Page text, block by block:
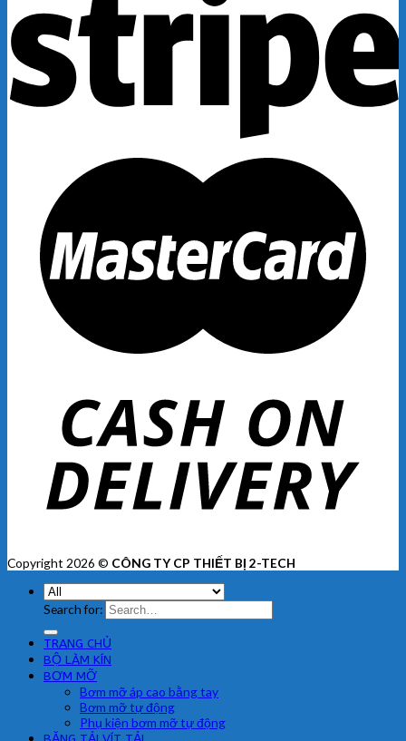
Copyright 2026 © CÔNG TY CP THIẾT BỊ 2-TECH
Search for:
TRANG CHỦ
BỘ LÀM KÍN
BƠM MỠ
Bơm mỡ áp cao bằng tay
Bơm mỡ tự động
Phụ kiện bơm mỡ tự động